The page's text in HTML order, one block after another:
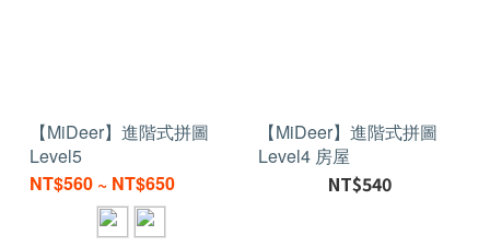
【MiDeer】進階式拼圖
Level5
NT$560 ~ NT$650
【MiDeer】進階式拼圖
Level4 房屋
NT$540